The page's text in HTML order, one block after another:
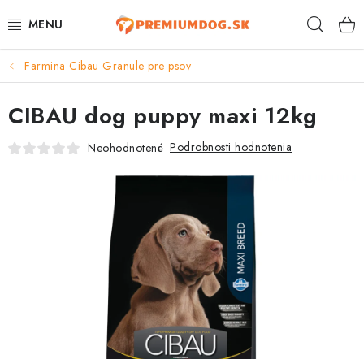
na
TOP 100 PRODUKTOV
NOVINKY
AKCIE
Farmina Cibau Granule pre psov
CIBAU dog puppy maxi 12kg
Neohodnotené Podrobnosti hodnotenia